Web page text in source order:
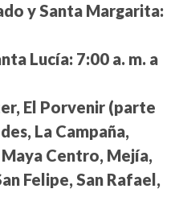
y Santa Margarita:
Lucía: 7:00 a. m. a
El Porvenir (parte
La Campaña,
Centro, Mejía,
Felipe, San Rafael,